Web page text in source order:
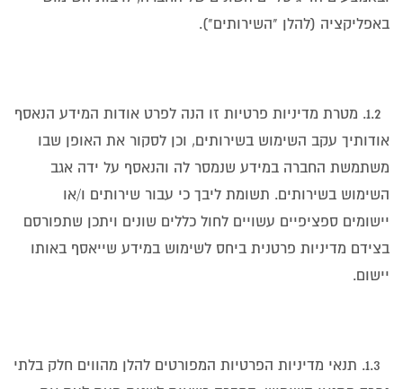
באפליקציה (להלן "השירותים").
1.2. מטרת מדיניות פרטיות זו הנה לפרט אודות המידע הנאסף
אודותיך עקב השימוש בשירותים, וכן לסקור את האופן שבו
משתמשת החברה במידע שנמסר לה והנאסף על ידה אגב
השימוש בשירותים. תשומת ליבך כי עבור שירותים ו/או
יישומים ספציפיים עשויים לחול כללים שונים ויתכן שתפורסם
בצידם מדיניות פרטנית ביחס לשימוש במידע שייאסף באותו
יישום.
1.3. תנאי מדיניות הפרטיות המפורטים להלן מהווים חלק בלתי